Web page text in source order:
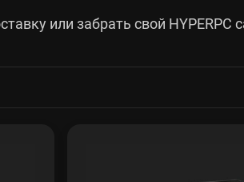
или забрать свой HYPERPC